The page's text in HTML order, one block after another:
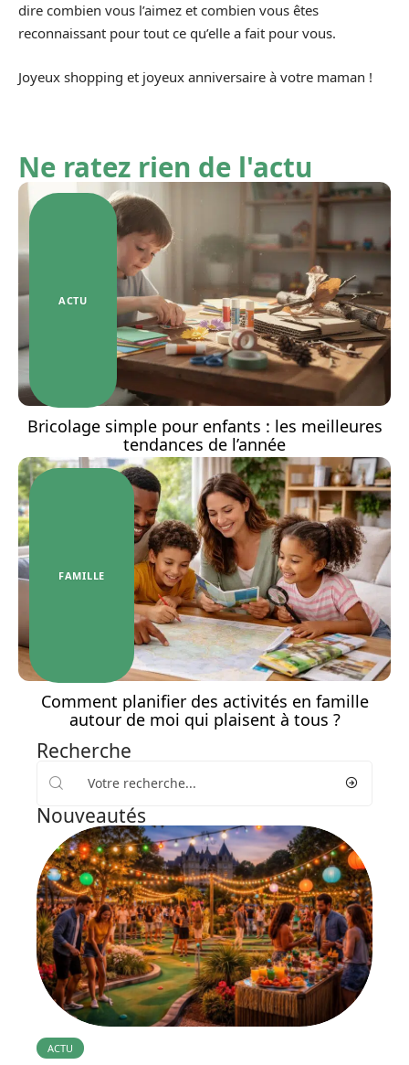
dire combien vous l’aimez et combien vous êtes
reconnaissant pour tout ce qu’elle a fait pour vous.
Joyeux shopping et joyeux anniversaire à votre maman !
Ne ratez rien de l'actu
ACTU
Bricolage simple pour enfants : les meilleures
tendances de l’année
FAMILLE
Comment planifier des activités en famille
autour de moi qui plaisent à tous ?
Recherche
Nouveautés
ACTU